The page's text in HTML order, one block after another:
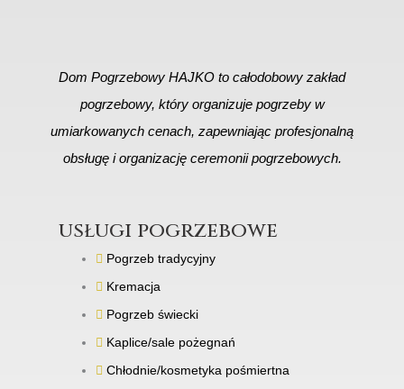
Dom Pogrzebowy HAJKO to całodobowy zakład
pogrzebowy, który organizuje pogrzeby w
umiarkowanych cenach, zapewniając profesjonalną
obsługę i organizację ceremonii pogrzebowych.
usługi pogrzebowe
Pogrzeb tradycyjny
Kremacja
Pogrzeb świecki
Kaplice/sale pożegnań
Chłodnie/kosmetyka pośmiertna